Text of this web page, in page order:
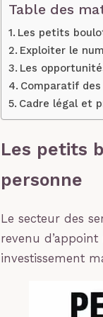
Table des
Les petits
Exploiter le
Les
Comparatif
Cadre légal et
Les petits
personne
Le secteur des
revenu
investissement